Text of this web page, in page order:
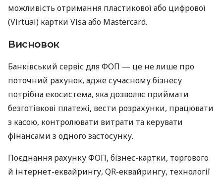
можливість отримання пластикової або цифрової
(Virtual) картки Visa або Mastercard.
Висновок
Банківський сервіс для ФОП — це не лише про
поточний рахунок, адже сучасному бізнесу
потрібна екосистема, яка дозволяє приймати
безготівкові платежі, вести розрахунки, працювати
з касою, контролювати витрати та керувати
фінансами з одного застосунку.
Поєднання рахунку ФОП, бізнес-картки, торгового
й інтернет-еквайрингу, QR-еквайрингу, технології